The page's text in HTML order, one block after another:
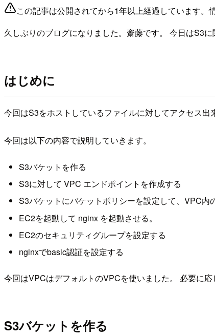
この記事は公開されてから1年以上経過しています。
久しぶりのブログになりました。齋藤です。 今日はS3に
はじめに
今回はS3をホストしているファイルに対してアクセス出
今回は以下の内容で説明していきます。
S3バケットを作る
S3に対して VPC エンドポイントを作成する
S3バケットにバケットポリシーを設定して、VPC内
EC2を起動して nginx を起動させる。
EC2のセキュリティグループを設定する
nginxでbasic認証を設定する
今回はVPCはデフォルトのVPCを使いました。 必要に
S3バケットを作る